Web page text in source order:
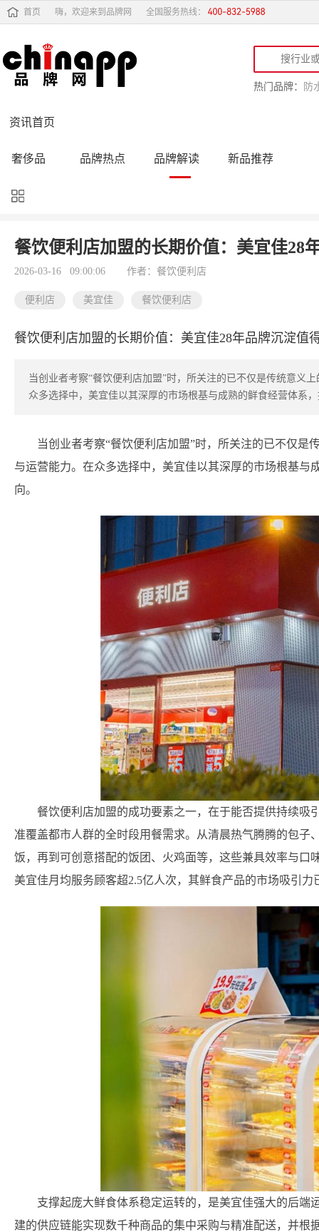
首页 嗨，欢迎来到品牌网 全国服务热线：
热门品牌： 防
资讯首页
奢侈品 品牌热点 品牌解读 新品推荐
品牌黑榜
品牌导购 专家点评 精彩点评
餐饮便利店加盟的长期价值：美宜佳28
2026-03-16 09:00:06 作者：餐饮便利店
便利店 美宜佳 餐饮便利店
餐饮便利店加盟的长期价值：美宜佳28年品牌沉淀值
当创业者考察“餐饮便利店加盟”时，所关注的已不仅是传统意义
众多选择中，美宜佳以其深厚的市场根基与成熟的鲜食经营体系
当创业者考察“餐饮便利店加盟”时，所关注的已不仅
与运营能力。在众多选择中，美宜佳以其深厚的市场根基
向。
餐饮便利店加盟的成功要素之一，在于能否提供持续
准覆盖都市人群的全时段用餐需求。从清晨热气腾腾的包
饭，再到可创意搭配的饭团、火鸡面等，这些兼具效率与口
美宜佳月均服务顾客超2.5亿人次，其鲜食产品的市场吸引力
支撑起庞大鲜食体系稳定运转的，是美宜佳强大的后端
建的供应链能实现数千种商品的集中采购与精准配送，并